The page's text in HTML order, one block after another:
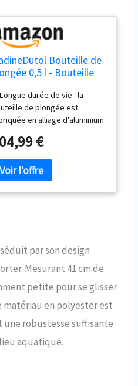
Bouteille de
0,5 l - Bouteille
de plongée -
d'oxygène de
bar - Équipement de
portable pour la
avec 5 à 10
durée de vie : la
de plongée est
en alliage d'aluminium
à la pression, à la
par l'eau de mer grâce à
intégré, à la
par pulvérisation et au
anodisation dure et
salin, lisse et sans
et ne se déforme pas et
se casse pas facilement. 👍
performance : la
de 0,13 gal vous
de respirer sous l'eau
5 à 10 minutes. Il
non seulement aux
€
par son design
Mesurant 41 cm de
petite pour se glisser
matériau en polyester est
robustesse suffisante
aquatique.